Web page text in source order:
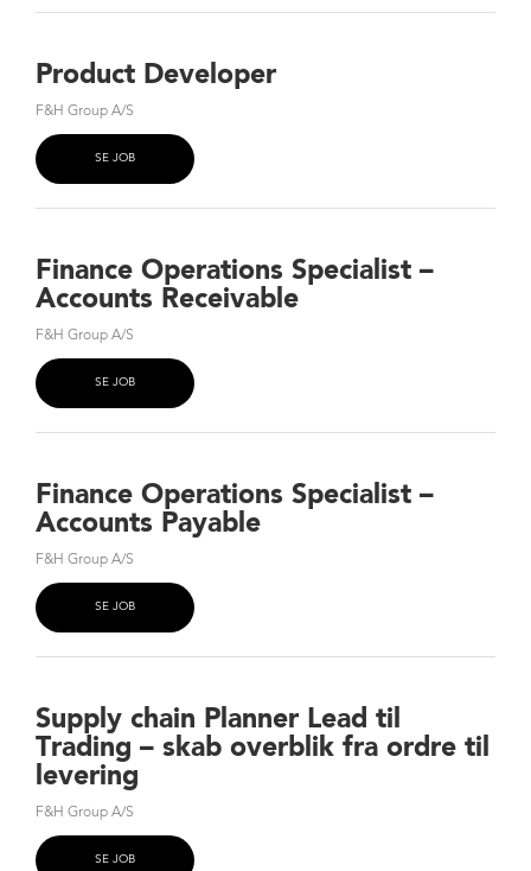
Product Developer
F&H Group A/S
SE JOB
Finance Operations Specialist –
Accounts Receivable
F&H Group A/S
SE JOB
Finance Operations Specialist –
Accounts Payable
F&H Group A/S
SE JOB
Supply chain Planner Lead til
Trading – skab overblik fra ordre til
levering
F&H Group A/S
SE JOB